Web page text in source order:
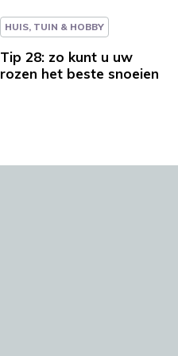
HUIS, TUIN & HOBBY
Tip 28: zo kunt u uw
rozen het beste snoeien